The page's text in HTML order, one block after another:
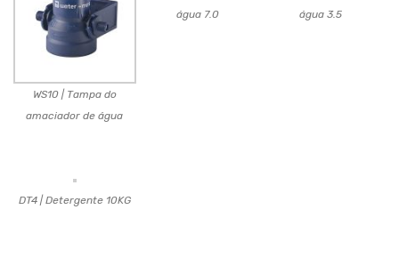
WS10 | Tampa do
amaciador de água
água 7.0
água 3.5
DT4 | Detergente 10KG